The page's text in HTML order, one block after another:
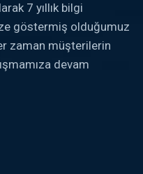
7 yıllık bilgi
göstermiş olduğumuz
zaman müşterilerin
devam